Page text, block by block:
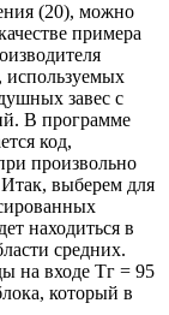
(20), можно
примера
используемых
завес с
В программе
код,
произвольно
выберем для
находиться в
средних.
на входе Тг = 95
который в